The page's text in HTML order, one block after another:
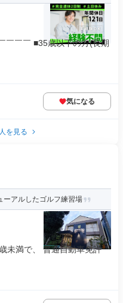
￣￣￣ ■35歳以下の方(長期
気になる
を見る
ーアルしたゴルフ練習場
未満で、 普通自動車免許